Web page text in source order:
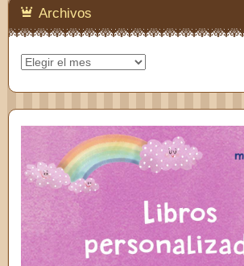
Archivos
Archivos